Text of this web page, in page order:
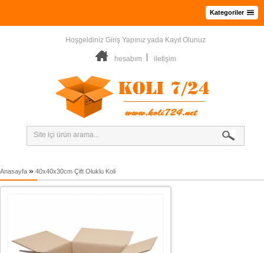
Kategoriler
Hoşgeldiniz Giriş Yapınız yada Kayıt Olunuz
hesabım iletişim
Anasayfa » 40x40x30cm Çift Oluklu Koli